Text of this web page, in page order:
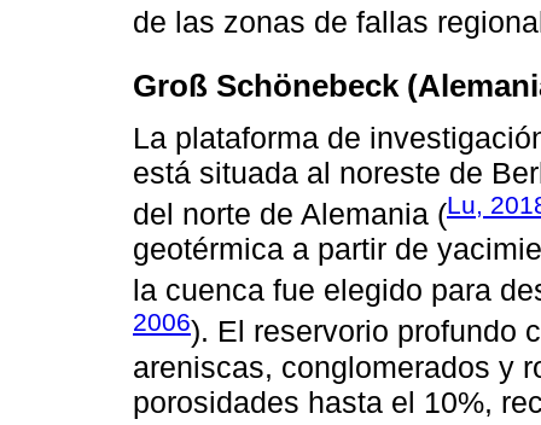
de las zonas de fallas
Groß Schönebeck
La plataforma de
está situada al noreste de
del norte de Alemania (Lu,
geotérmica a partir de
la cuenca fue elegido para
2006). El reservorio profundo
areniscas, conglomerados y
porosidades hasta el 10%,